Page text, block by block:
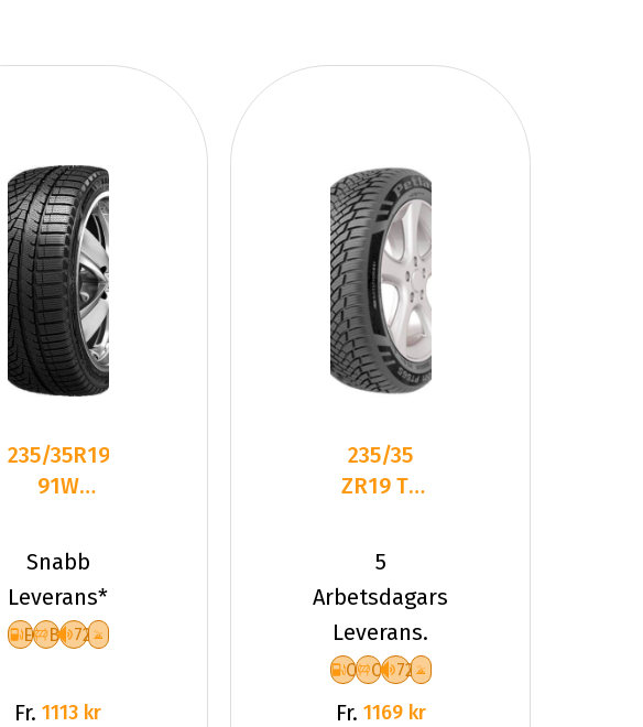
235/35R19
91W
BLAZER
Alpine
Snabb
Leverans*
E B 72
Fr. 1113 kr
235/35
ZR19 TL
PT565
MULTI
ACTION
XL
5
Arbetsdagars
Leverans.
C C 72
Fr. 1169 kr